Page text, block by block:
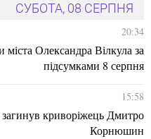
СУБОТА, 08 СЕРПНЯ
20:34
Олександра Вілкула за
підсумками 8 серпня
15:58
загинув криворіжець Дмитро
Корнюшин